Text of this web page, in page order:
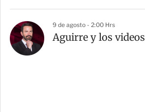
9 de agosto - 2:00 Hrs
Aguirre y los videos